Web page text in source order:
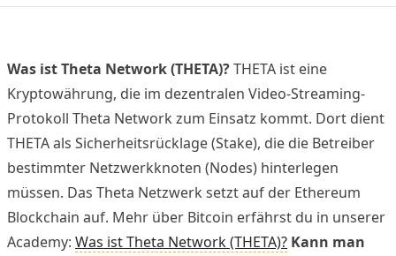
Was ist Theta Network (THETA)?THETA ist eine
Kryptowährung, die im dezentralen Video-Streaming-
Protokoll Theta Network zum Einsatz kommt. Dort dient
THETA als Sicherheitsrücklage (Stake), die die Betreiber
bestimmter Netzwerkknoten (Nodes) hinterlegen
müssen. Das Theta Netzwerk setzt auf der Ethereum
Blockchain auf. Mehr über Bitcoin erfährst du in unserer
Academy: Was ist Theta Network (THETA)? Kann man